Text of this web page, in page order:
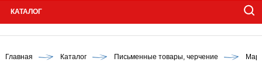
КАТАЛОГ
Главная Каталог Письменные товары, черчение